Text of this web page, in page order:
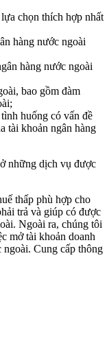
chọn thích hợp nhất
hàng nước ngoài
hàng nước ngoài
bao gồm đàm
huống có vấn đề
tài khoản ngân hàng
những dịch vụ được
thấp phù hợp cho
trả và giúp có được
Ngoài ra, chúng tôi
mở tài khoản doanh
ngoài. Cung cấp thông